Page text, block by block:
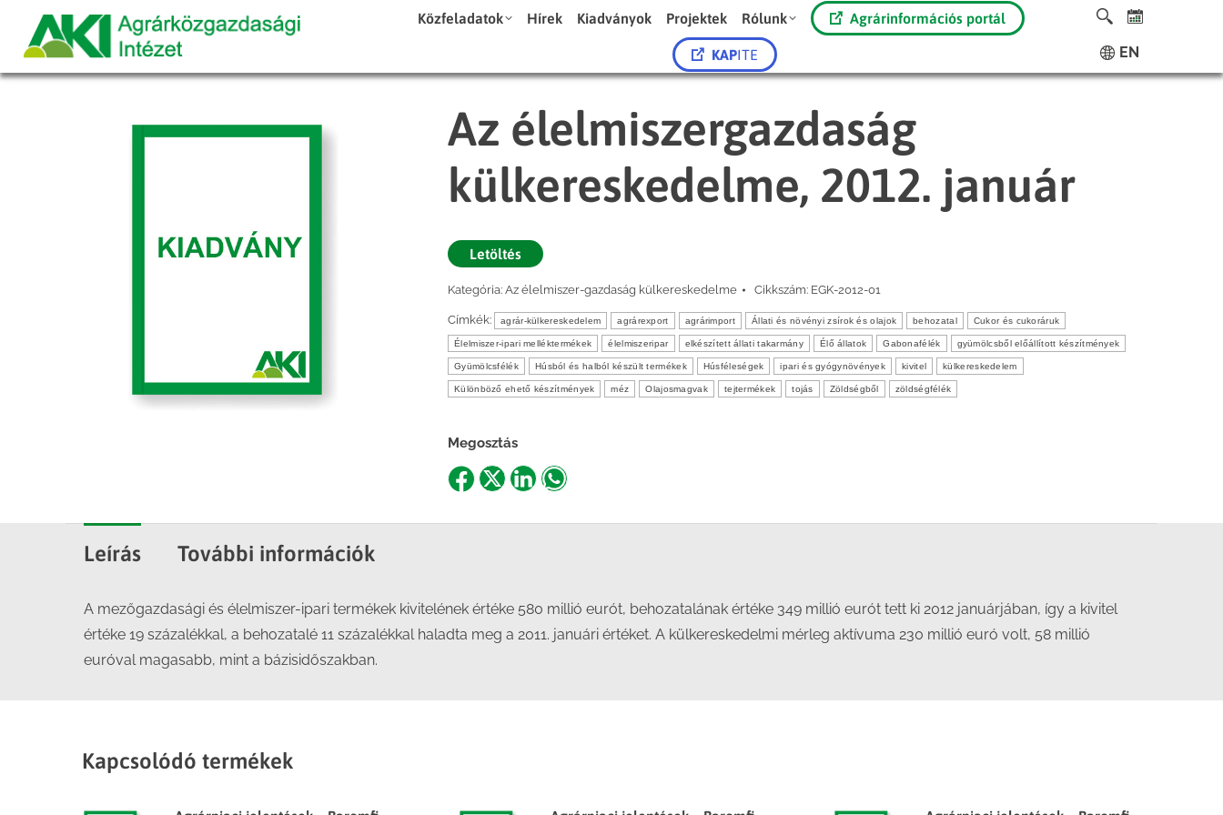
Közfeladatok Hírek Kiadványok Projektek Rólunk Agrárinformációs portál
KAPITE EN
Az élelmiszergazdaság
külkereskedelme, 2012. január
Letöltés
Kategória: Az élelmiszer-gazdaság külkereskedelme Cikkszám: EGK-2012-01
Címkék: agrár-külkereskedelem agrárexport agrárimport Állati és növényi zsírok és olajok behozatal Cukor és cukoráruk
Élelmiszer-ipari melléktermékek élelmiszeripar elkészített állati takarmány Élő állatok Gabonafélék gyümölcsből előállított készítmények
Gyümölcsfélék Húsból és halból készült termékek Húsféleségek ipari és gyógynövények kivitel külkereskedelem
Különböző ehető készítmények méz Olajosmagvak tejtermékek tojás Zöldségből zöldségfélék
Megosztás
ShareShareShareShare
Leírás További információk
A mezőgazdasági és élelmiszer-ipari termékek kivitelének értéke 580 millió eurót, behozatalának értéke 349 millió eurót tett ki 2012 januárjában, így a kivitel
értéke 19 százalékkal, a behozatalé 11 százalékkal haladta meg a 2011. januári értéket. A külkereskedelmi mérleg aktívuma 230 millió euró volt, 58 millió
euróval magasabb, mint a bázisidőszakban.
Kapcsolódó termékek